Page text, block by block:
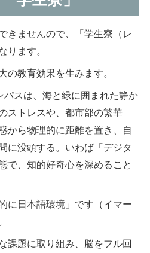
きませんので、「学生寮（レ
ります。
の教育効果を生みます。
スは、海と緑に囲まれた静か
ストレスや、都市部の繁華
から物理的に距離を置き、自
に没頭する。いわば「デジタ
で、知的好奇心を深めること
に日本語環境」です（イマー
課題に取り組み、脳をフル回